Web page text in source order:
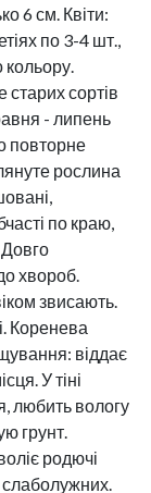
6 см. Квіти:
по 3-4 шт.,
кольору.
старих сортів
- липень
повторне
рослина
по краю,
хвороб.
звисають.
Коренева
віддає
У тіні
любить вологу
грунт.
родючі
слаболужних.